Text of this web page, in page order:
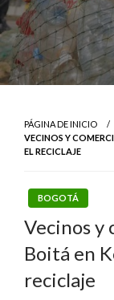
PÁGINA DE INICIO
VECINOS Y
EL RECICLAJE
BOGOTÁ
Vecinos y
Boitá en
reciclaje